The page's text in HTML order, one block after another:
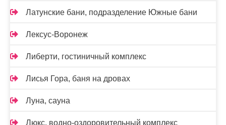
Латунские бани, подразделение Южные бани
Лексус-Воронеж
Либерти, гостиничный комплекс
Лисья Гора, баня на дровах
Луна, сауна
Люкс, водно-оздоровительный комплекс